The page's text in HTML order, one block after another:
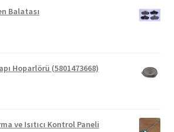
Balatası
Hoparlörü (5801473668)
ve Isıtıcı Kontrol Paneli